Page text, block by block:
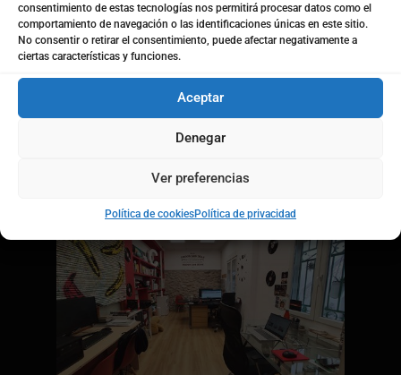
consentimiento de estas tecnologías nos permitirá procesar datos como el
comportamiento de navegación o las identificaciones únicas en este sitio.
No consentir o retirar el consentimiento, puede afectar negativamente a
ciertas características y funciones.
Aceptar
Denegar
Ver preferencias
Política de cookiesPolítica de privacidad
ALICANTE
+34 651 563 920
Fax. 96 344 8131